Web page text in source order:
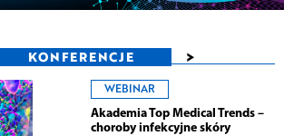
KONFERENCJE >
WEBINAR
Akademia Top Medical Trends –
choroby infekcyjne skóry